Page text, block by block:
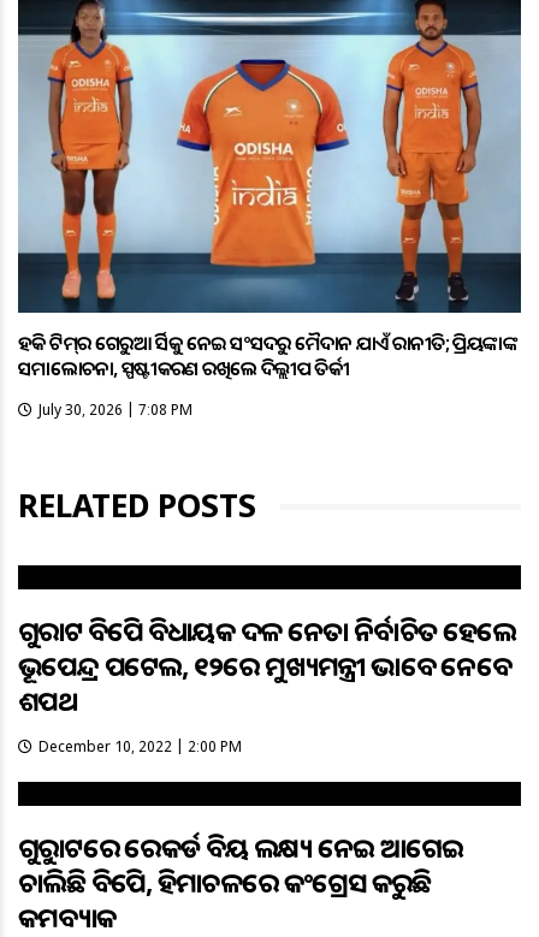
ହକି ଟିମ୍‌ର ଗେରୁଆ ଜର୍ସିକୁ ନେଇ ସଂସଦରୁ ମୈଦାନ ଯାଏଁ ରାଜନୀତି; ପ୍ରିୟଙ୍କାଙ୍କ
ସମାଲୋଚନା, ସ୍ପଷ୍ଟୀକରଣ ରଖିଲେ ଦିଲ୍ଲୀପ ତିର୍କୀ
July 30, 2026 | 7:08 PM
RELATED POSTS
ଗୁଜରାଟ ବିଜେପି ବିଧାୟକ ଦଳ ନେତା ନିର୍ବାଚିତ ହେଲେ
ଭୂପେନ୍ଦ୍ର ପଟେଲ, ୧୨ରେ ମୁଖ୍ୟମନ୍ତ୍ରୀ ଭାବେ ନେବେ
ଶପଥ
December 10, 2022 | 2:00 PM
ଗୁଜୁରାଟରେ ରେକର୍ଡ ବିଜୟ ଲକ୍ଷ୍ୟ ନେଇ ଆଗେଇ
ଚାଲିଛି ବିଜେପି, ହିମାଚଳରେ କଂଗ୍ରେସ କରୁଛି
କମବ୍ୟାକ